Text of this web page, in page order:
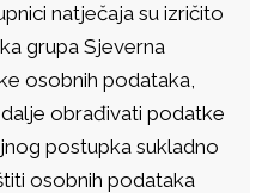
natječaja su izričito
grupa Sjeverna
osobnih podataka,
obrađivati podatke
postupka sukladno
osobnih podataka